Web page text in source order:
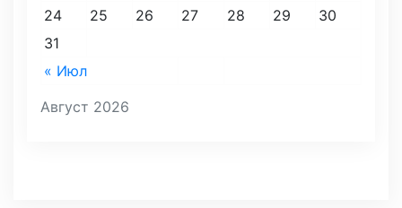
Август 2026
« Июл
24
25 26 27 28 29
30
31